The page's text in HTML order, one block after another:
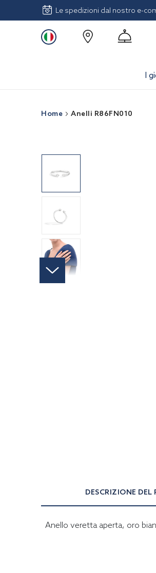
Le spedizioni dal nostro e-
I
Home
Anelli R86FN010
DESCRIZIONE
Anello veretta aperta, oro